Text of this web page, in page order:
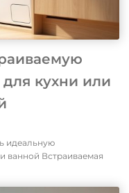
кухни или
идеальную
ванной Встраиваемая